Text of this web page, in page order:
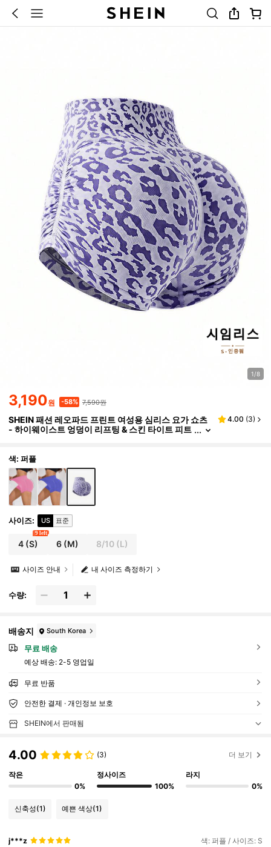
1/8
3,190원 -58% 7,590원
SHEIN 패션 레오파드 프린트 여성용 심리스 요가 쇼츠
- 하이웨이스트 엉덩이 리프팅 & 스킨 타이트 피트
4.00 (3)
색: 퍼플
사이즈: US 표준
4 (S)
9 left
6 (M) 8/10(L)
내 사이즈 측정하기
사이즈 안내
수량:
배송지 South Korea
무료 배송
예상 배송: 2-5 영업일
무료 반품
안전한 결제 · 개인정보 보호
SHEIN에서 판매됨
4.00 (3) 더 보기
작은
0%
정사이즈
100%
라지
0%
신축성(1) 예쁜 색상(1)
j***z 색: 퍼플 / 사이즈: S